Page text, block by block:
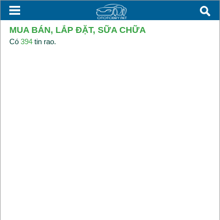
MUA BÁN, LẮP ĐẶT, SỮA CHỮA
Có 394tin rao.